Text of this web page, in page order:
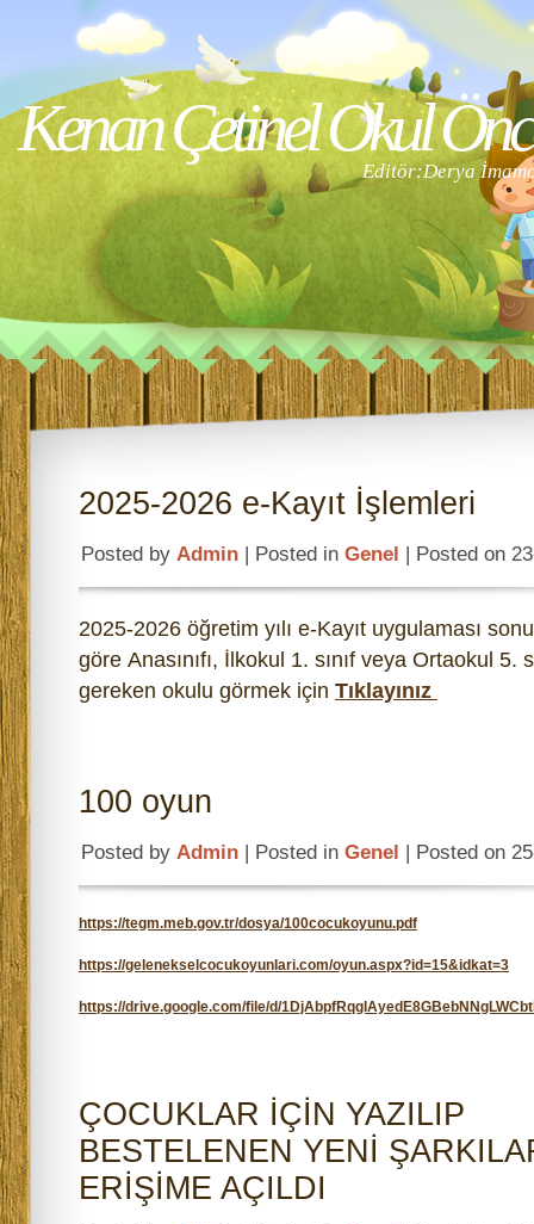
Kenan Çetinel Okul
Editör:Derya
2025-2026 e-Kayıt İşlemleri
Posted by Admin | Posted in Genel | Posted on
2025-2026 öğretim yılı e-Kayıt uygulaması
göre Anasınıfı, İlkokul 1. sınıf veya Ortaokul 5.
gereken okulu görmek için Tıklayınız
100 oyun
Posted by Admin | Posted in Genel | Posted on
https://tegm.meb.gov.tr/dosya/100cocukoyunu.pdf
https://gelenekselcocukoyunlari.com/oyun.aspx?id=15&idkat=3
https://drive.google.com/file/d/
ÇOCUKLAR İÇİN YAZILIP
BESTELENEN YENİ
ERİŞİME AÇILDI